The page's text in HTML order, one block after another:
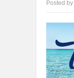
Posted by